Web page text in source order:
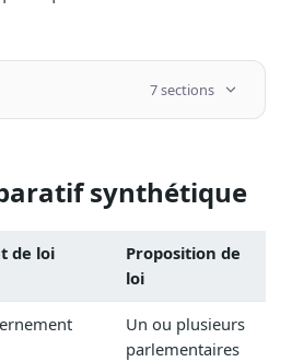
et amendements
7 sections
synthétique
de loi
Proposition de
loi
Un ou plusieurs
parlementaires